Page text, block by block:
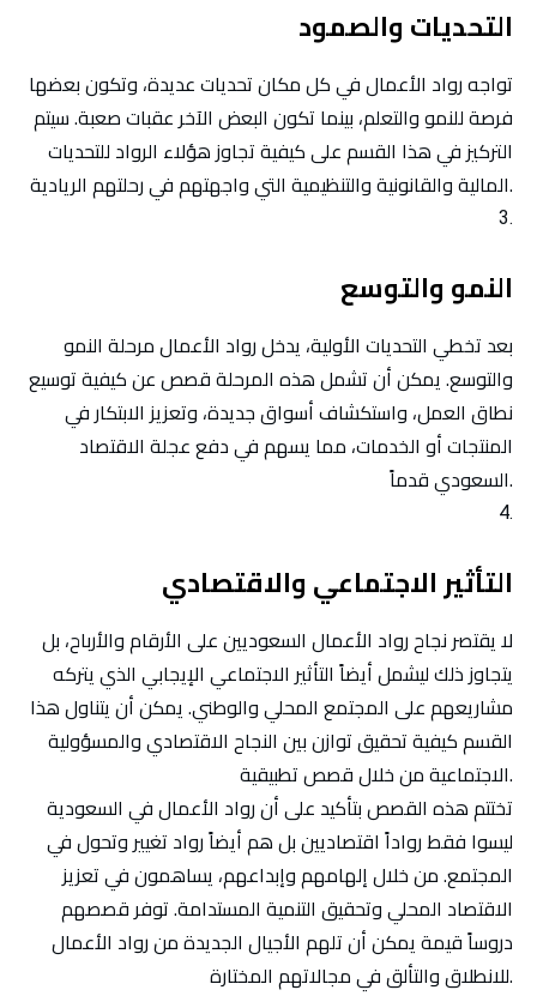
التحديات والصمود
تواجه رواد الأعمال في كل مكان تحديات عديدة، وتكون بعضها
فرصة للنمو والتعلم، بينما تكون البعض الآخر عقبات صعبة. سيتم
التركيز في هذا القسم على كيفية تجاوز هؤلاء الرواد للتحديات
المالية والقانونية والتنظيمية التي واجهتهم في رحلتهم الريادية.
النمو والتوسع
بعد تخطي التحديات الأولية، يدخل رواد الأعمال مرحلة النمو
والتوسع. يمكن أن تشمل هذه المرحلة قصص عن كيفية توسيع
نطاق العمل، واستكشاف أسواق جديدة، وتعزيز الابتكار في
المنتجات أو الخدمات، مما يسهم في دفع عجلة الاقتصاد
السعودي قدماً.
التأثير الاجتماعي والاقتصادي
لا يقتصر نجاح رواد الأعمال السعوديين على الأرقام والأرباح، بل
يتجاوز ذلك ليشمل أيضاً التأثير الاجتماعي الإيجابي الذي يتركه
مشاريعهم على المجتمع المحلي والوطني. يمكن أن يتناول هذا
القسم كيفية تحقيق توازن بين النجاح الاقتصادي والمسؤولية
الاجتماعية من خلال قصص تطبيقية.
تختتم هذه القصص بتأكيد على أن رواد الأعمال في السعودية
ليسوا فقط رواداً اقتصاديين بل هم أيضاً رواد تغيير وتحول في
المجتمع. من خلال إلهامهم وإبداعهم، يساهمون في تعزيز
الاقتصاد المحلي وتحقيق التنمية المستدامة. توفر قصصهم
دروساً قيمة يمكن أن تلهم الأجيال الجديدة من رواد الأعمال
للانطلاق والتألق في مجالاتهم المختارة.